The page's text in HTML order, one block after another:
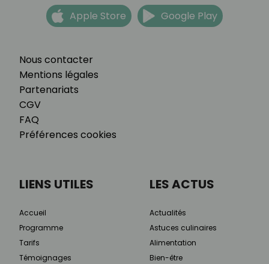
Nous contacter
Mentions légales
Partenariats
CGV
FAQ
Préférences cookies
Apple Store Google Play
LIENS UTILES
Accueil
Programme
Tarifs
Témoignages
LES ACTUS
Actualités
Astuces culinaires
Alimentation
Bien-être